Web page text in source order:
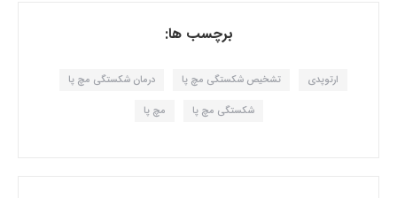
برچسب ها:
ارتوپدی تشخیص شکستگی مچ پا درمان شکستگی مچ پا
شکستگی مچ پا مچ پا